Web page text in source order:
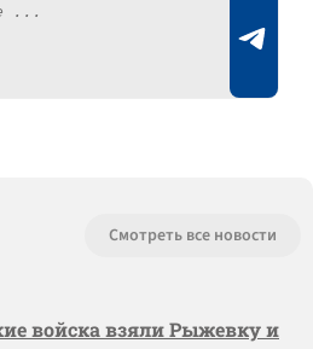
Смотреть все новости
войска взяли Рыжевку и